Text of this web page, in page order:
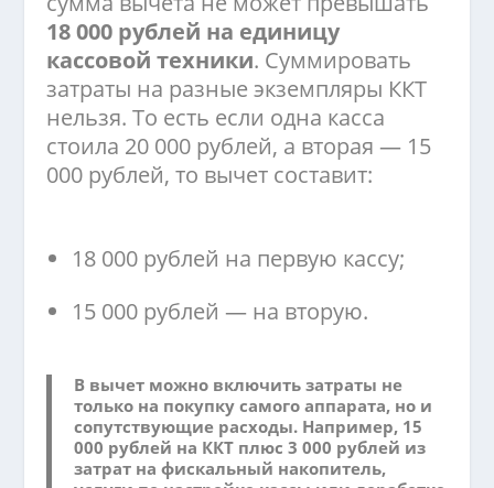
18 000 рублей на единицу
кассовой техники. Суммировать
затраты на разные экземпляры ККТ
нельзя. То есть если одна касса
стоила 20 000 рублей, а вторая — 15
000 рублей, то вычет составит:
18 000 рублей на первую кассу;
15 000 рублей — на вторую.
В вычет можно включить затраты не
только на покупку самого аппарата, но и
сопутствующие расходы. Например, 15
000 рублей на ККТ плюс 3 000 рублей из
затрат на фискальный накопитель,